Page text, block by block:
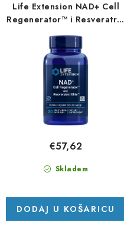
Life Extension NAD+ Cell
Regenerator™ i Resveratrol
Elite™ - 30 vcapsula
Skladem
€57,62
DODAJ U KOŠARICU